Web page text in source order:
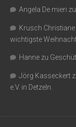
Angela De mieri zu
Krusch Christiane
wichtigste
Hanne zu
Jörg Kasseckert
e.V. in Detzeln.